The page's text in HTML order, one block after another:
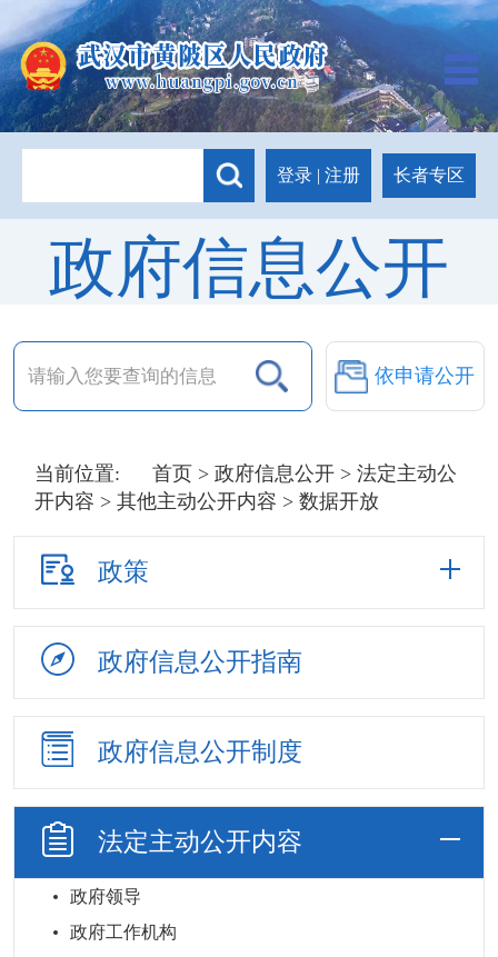
登录 | 注册 长者专区
政府信息公开
依申请公开
当前位置: 首页 > 政府信息公开> 法定主动公
开内容 >其他主动公开内容 > 数据开放
政策
政府信息公开指南
政府信息公开制度
法定主动公开内容
政府领导
政府工作机构